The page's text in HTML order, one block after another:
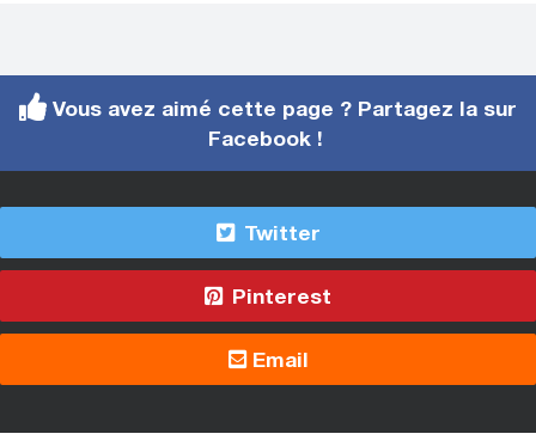
Vous avez aimé cette page ? Partagez la sur
Facebook !
Twitter
Pinterest
Email